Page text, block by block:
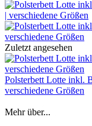
Zuletzt angesehen
Polsterbett Lotte inkl.
verschiedene Größen
Mehr über...